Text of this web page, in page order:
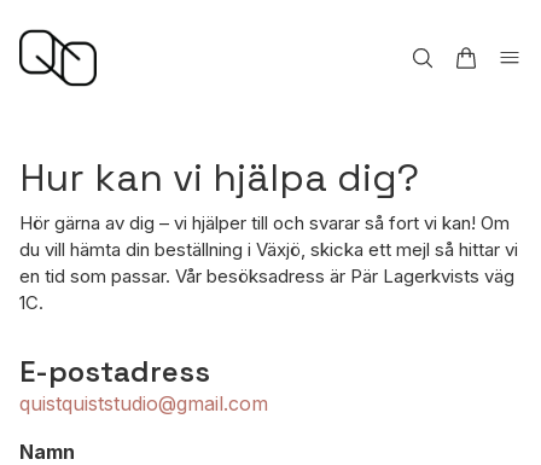
Hur kan vi hjälpa dig?
Hör gärna av dig – vi hjälper till och svarar så fort vi kan! Om
du vill hämta din beställning i Växjö, skicka ett mejl så hittar vi
en tid som passar. Vår besöksadress är Pär Lagerkvists väg
1C.
E-postadress
quistquiststudio@gmail.com
Namn